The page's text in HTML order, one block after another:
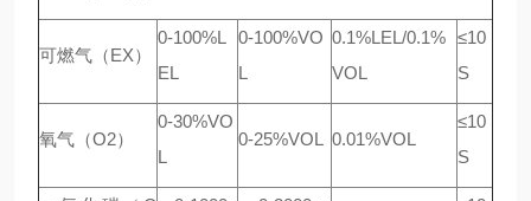
可燃气（EX）
0-100%L
EL
0-100%VO
L
0.1%LEL/0.1%
VOL
≤10
S
氧气（O2）
0-30%VO
L
0-25%VOL 0.01%VOL
≤10
S